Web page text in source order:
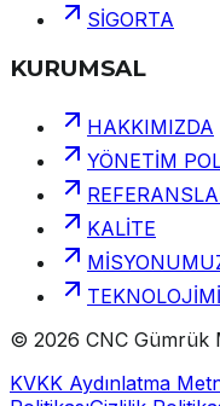
SİGORTA
KURUMSAL
HAKKIMIZDA
YÖNETİM
KALİTE
© 2026 CNC Gümrük
KVKK Aydınlatma